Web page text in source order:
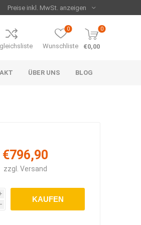
Wunschliste
0 0
€0,00
Heizpaneele
Arbeitsmatte
ÜBER UNS BLOG
€796,90
zzgl. Versand
KAUFEN